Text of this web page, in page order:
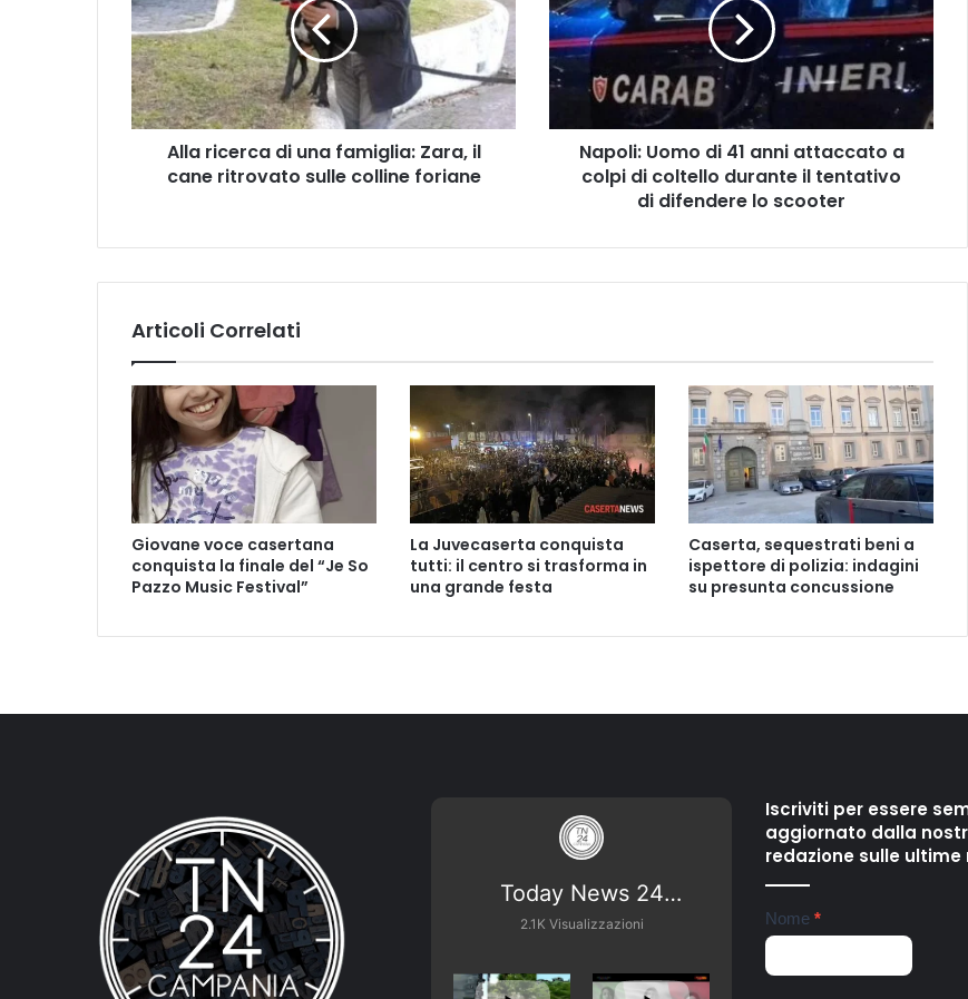
a
r
i
c
e
r
u
a
m
i
g
i
a
:
Z
a
r
a
i
a
r
o
v
a
t
o
s
Alla ricerca di una famiglia: Zara, il
cane ritrovato sulle colline foriane
o
l
i
:
o
4
i
a
t
t
a
c
c
a
t
o
a
o
i
l
l
u
Napoli: Uomo di 41 anni attaccato a
colpi di coltello durante il tentativo
di difendere lo scooter
Articoli Correlati
Giovane voce casertana
conquista la finale del “Je So
Pazzo Music Festival”
La Juvecaserta conquista
tutti: il centro si trasforma in
una grande festa
Caserta, sequestrati beni a
ispettore di polizia: indagini
su presunta concussione
Today News 24
Campania
2.1K Visualizzazioni
Iscriviti per essere
aggiornato dalla
redazione sulle ultime
Newsletter
Nome *